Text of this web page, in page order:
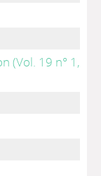
(Vol. 19 n° 1,